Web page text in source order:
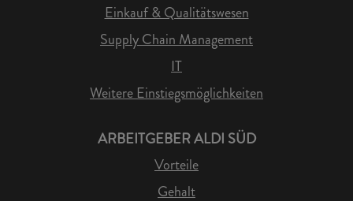
Einkauf & Qualitätswesen
Supply Chain Management
IT
Weitere Einstiegsmöglichkeiten
ARBEITGEBER ALDI SÜD
Vorteile
Gehalt